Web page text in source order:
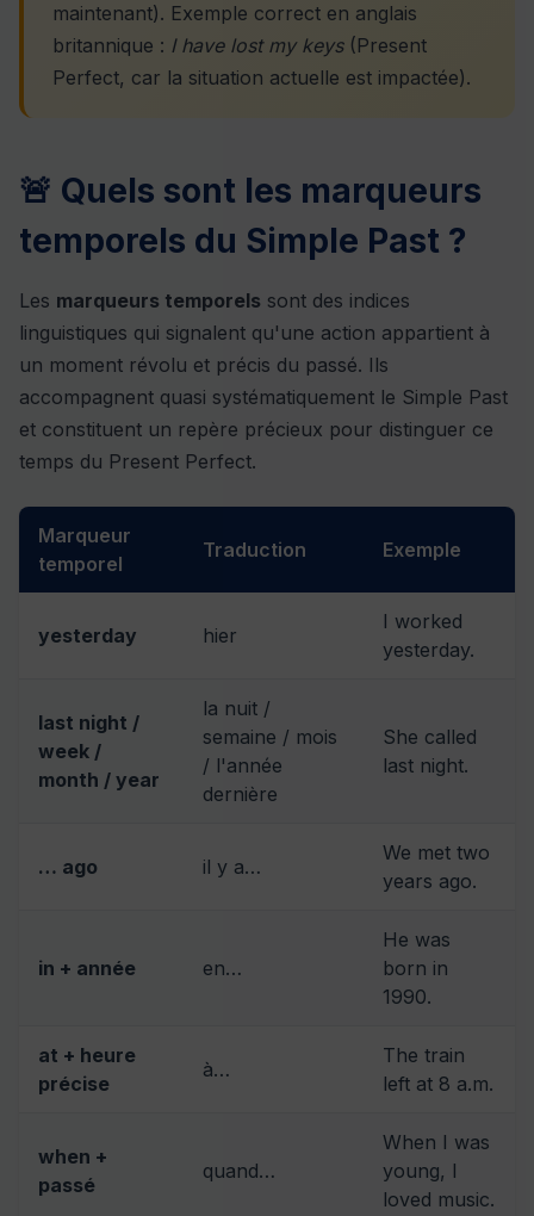
maintenant). Exemple correct en anglais
britannique : I have lost my keys(Present
Perfect, car la situation actuelle est impactée).
🚨 Quels sont les marqueurs
temporels du Simple Past ?
Les marqueurs temporels sont des indices
linguistiques qui signalent qu'une action appartient à
un moment révolu et précis du passé. Ils
accompagnent quasi systématiquement le Simple Past
et constituent un repère précieux pour distinguer ce
temps du Present Perfect.
Marqueur
temporel
Traduction Exemple
yesterday hier
I worked
yesterday.
last night /
week /
month / year
la nuit /
semaine / mois
/ l'année
dernière
She called
last night.
… ago il y a…
We met two
years ago.
in + année en…
He was
born in
1990.
at + heure
précise
à…
The train
left at 8 a.m.
when +
passé
quand…
When I was
young, I
loved music.